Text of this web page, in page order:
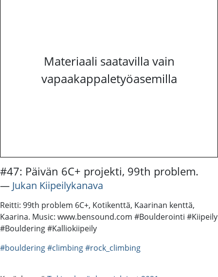
Materiaali saatavilla vain
vapaakappaletyöasemilla
#47: Päivän 6C+ projekti, 99th problem.
― Jukan Kiipeilykanava
Reitti: 99th problem 6C+, Kotikenttä, Kaarinan kenttä,
Kaarina. Music: www.bensound.com #Boulderointi #Kiipeily
#Bouldering #Kalliokiipeily
#bouldering#climbing#rock_climbing